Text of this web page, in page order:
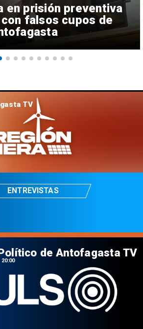
en prisión preventiva
falsos cupos de
TV
ENTREVISTAS
de Antofagasta TV